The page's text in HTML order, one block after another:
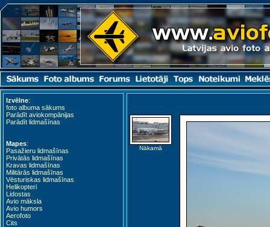
Izvēlne:
foto albuma sākums
Parādīt aviokompānijas
Parādīt lidmašīnas
Mapes:
Pasažieru lidmašīnas
Privātās lidmašīnas
Kravas lidmašīnas
Militārās lidmašīnas
Vēsturiskas lidmašīnas
Helikopteri
Lidostas
Avio māksla
Avio humors
Aerofoto
Cits
Nākamā